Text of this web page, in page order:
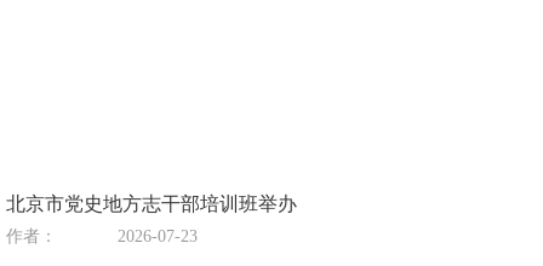
北京市党史地方志干部培训班举办
作者： 2026-07-23